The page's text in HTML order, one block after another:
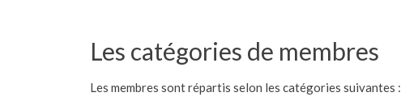
Les catégories de membres
Les membres sont répartis selon les catégories suivantes :